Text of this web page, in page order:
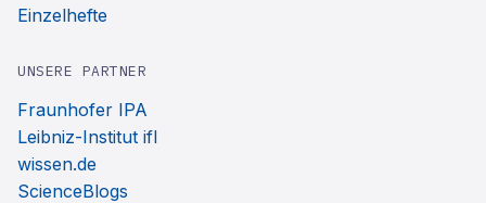
Einzelhefte
UNSERE PARTNER
Fraunhofer IPA
Leibniz-Institut ifl
wissen.de
ScienceBlogs